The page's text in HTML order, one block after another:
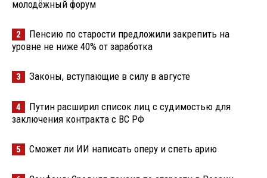
молодёжный форум
2
Пенсию по старости предложили закрепить на
уровне не ниже 40% от заработка
3 Законы, вступающие в силу в августе
4
Путин расширил список лиц с судимостью для
заключения контракта с ВС РФ
5 Сможет ли ИИ написать оперу и спеть арию